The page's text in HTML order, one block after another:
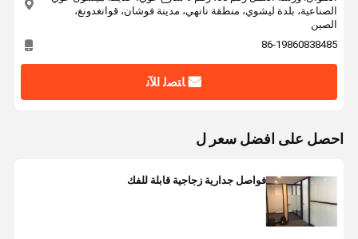
الصناعية، بلدة ليشوي، منطقة نانهي، مدينة فوشان، قوانغدونغ،
الصين
86-19860838485
ﺎﺘﺼﻟ ﺍﻶﻧ
احصل على افضل سعر ل
فواصل جدارية زجاجية قابلة للفك